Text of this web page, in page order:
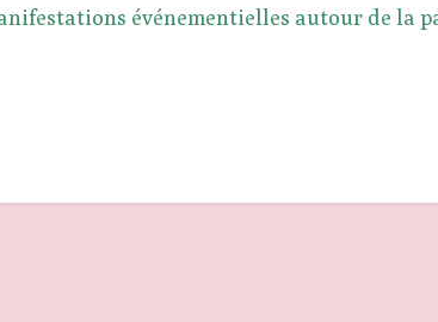
événementielles autour de la